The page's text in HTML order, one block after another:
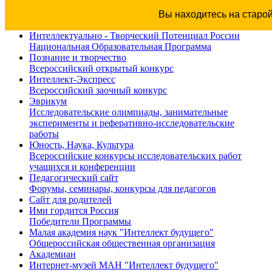
Вы находитесь на
Интеллектуально - Творческий Потенциал России
Национальная Образовательная Программа
Познание и творчество
Всероссийский открытый конкурс
Интеллект-Экспресс
Всероссийский заочный конкурс
Эврикум
Исследовательские олимпиады, занимательные
эксперименты и реферативно-исследовательские
работы
Юность, Наука, Культура
Всероссийские конкурсы исследовательских работ
учащихся и конференции
Педагогический сайт
Форумы, семинары, конкурсы для педагогов
Сайт для родителей
Ими гордится Россия
Победители Программы
Малая академия наук "Интеллект будущего"
Общероссийская общественная организация
Академиан
Интернет-музей МАН "Интеллект будущего"